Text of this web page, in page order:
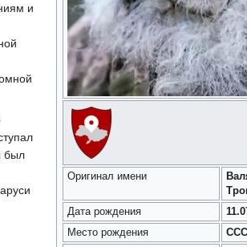
Оригинал имени
Дата рождения
Место рождения
и
был